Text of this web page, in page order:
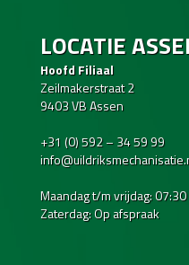
LOCATIE
Hoofd Filiaal
Zeilmakerstraat 2
9403 VB Assen
+31 (0) 592 – 34 59 99
Maandag t/m vrijdag:
Zaterdag: Op afspraak